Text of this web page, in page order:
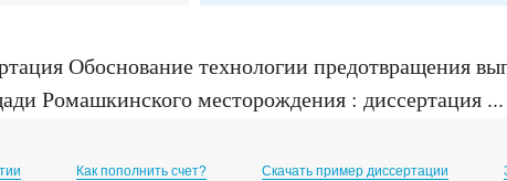
Обоснование технологии предотвращения
Ромашкинского месторождения : диссертация
Как пополнить счет? Скачать пример диссертации